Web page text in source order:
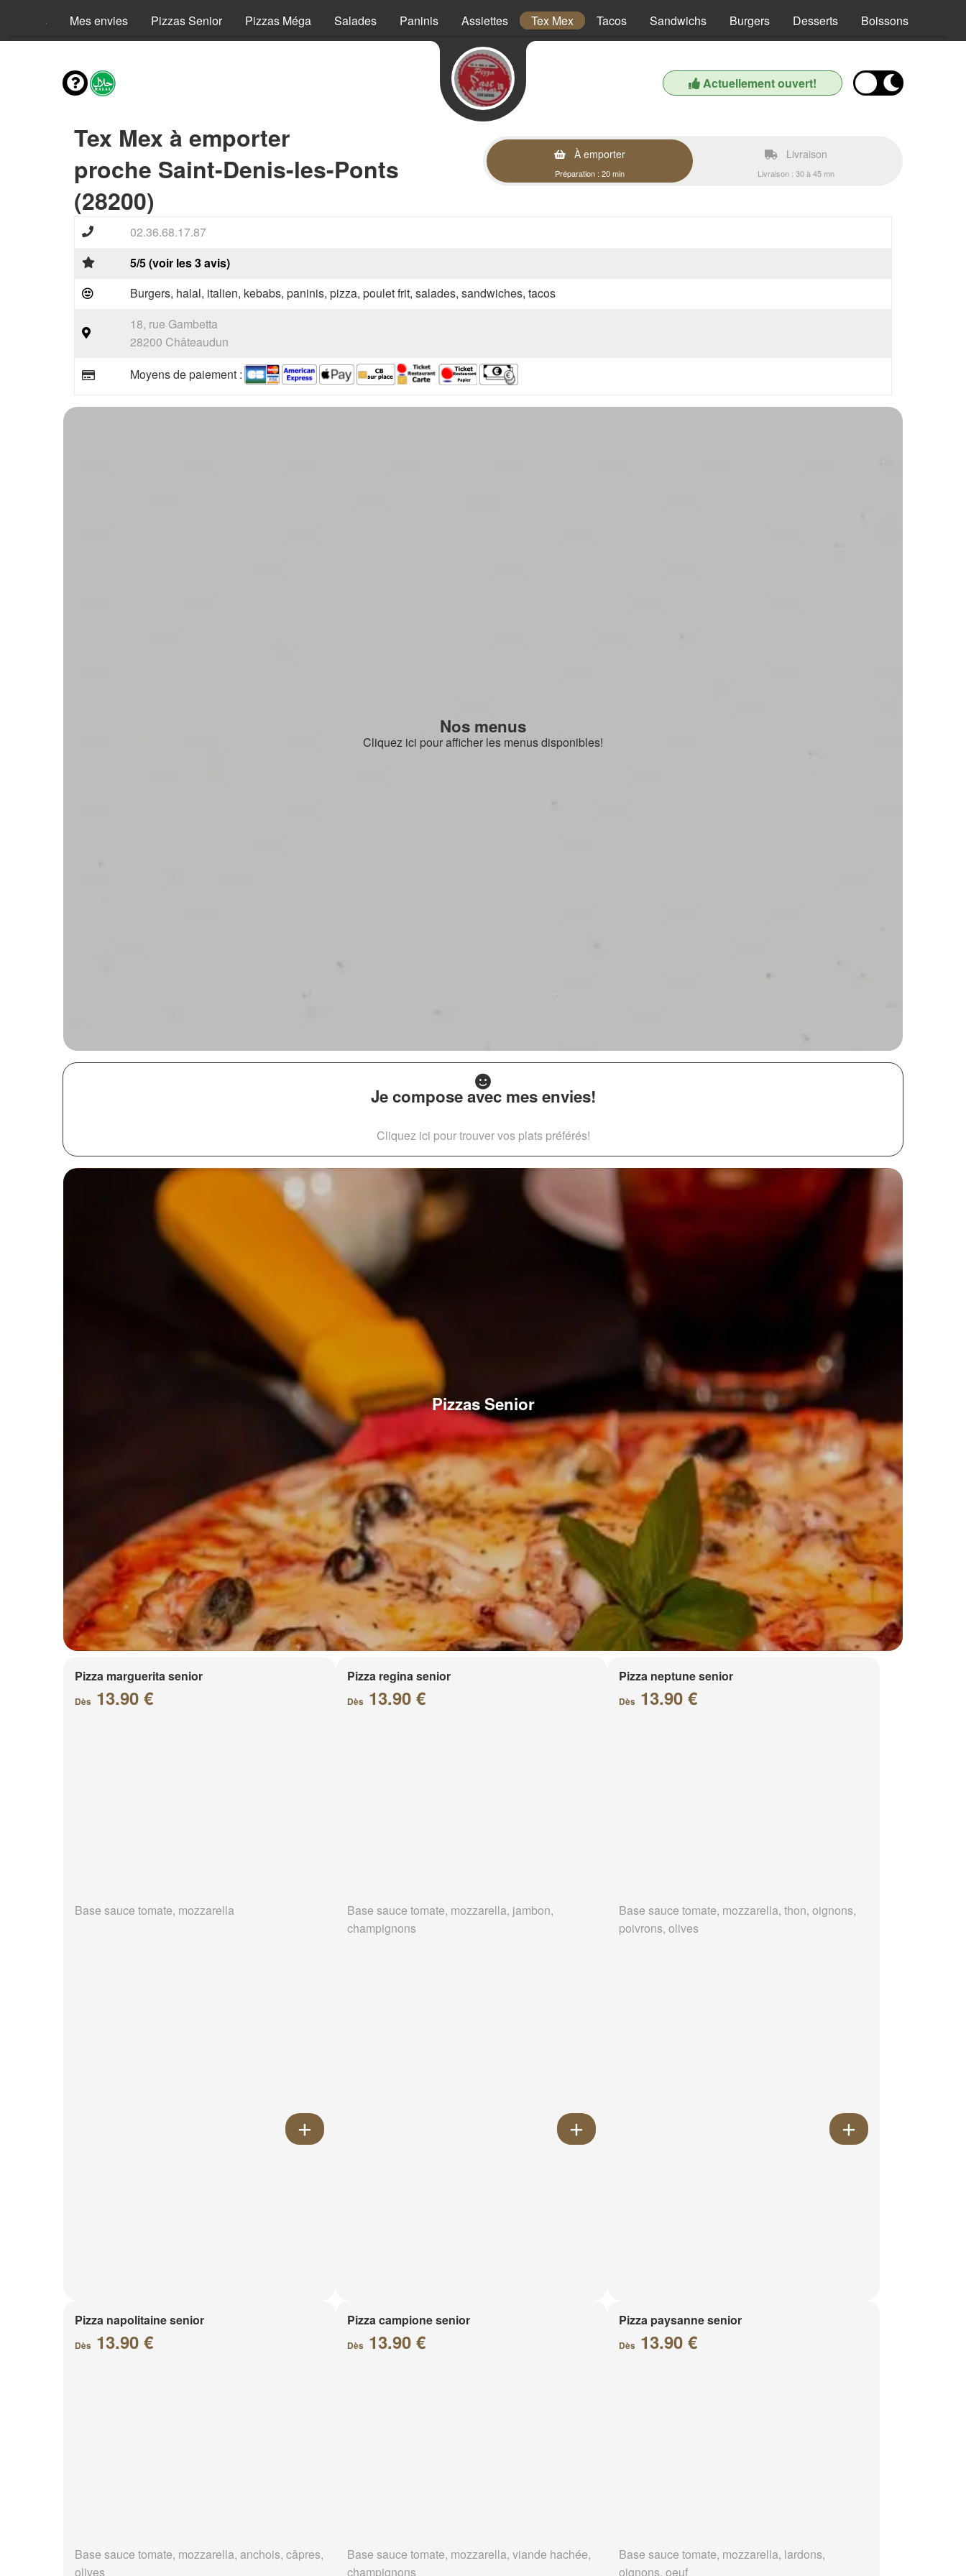
Menus Mes envies Pizzas Senior Pizzas Méga Salades Paninis Assiettes Tex Mex Tacos Sandwichs Burgers Desserts Boissons
Actuellement ouvert!
Tex Mex à emporter
proche Saint-Denis-les-Ponts
(28200)
À emporter
Préparation : 20 min
Livraison
Livraison : 30 à 45 mn
02.36.68.17.87
5/5 (voir les 3 avis)
Burgers, halal, italien, kebabs, paninis, pizza, poulet frit, salades, sandwiches, tacos
18, rue Gambetta
28200 Châteaudun
Moyens de paiement :
Nos menus
Cliquez ici pour afficher les menus disponibles!
Je compose avec mes envies!
Cliquez ici pour trouver vos plats préférés!
Pizzas Senior
Pizza marguerita senior
Dès 13.90 €
Base sauce tomate, mozzarella
Pizza regina senior
Dès 13.90 €
Base sauce tomate, mozzarella, jambon,
champignons
Pizza neptune senior
Dès 13.90 €
Base sauce tomate, mozzarella, thon, oignons,
poivrons, olives
Pizza napolitaine senior
Dès 13.90 €
Base sauce tomate, mozzarella, anchois, câpres,
olives
Pizza campione senior
Dès 13.90 €
Base sauce tomate, mozzarella, viande hachée,
champignons
Pizza paysanne senior
Dès 13.90 €
Base sauce tomate, mozzarella, lardons,
oignons, oeuf